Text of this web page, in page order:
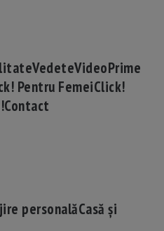
VedeteVideoPrime
Pentru FemeiClick!
Contact
personalăCasă și